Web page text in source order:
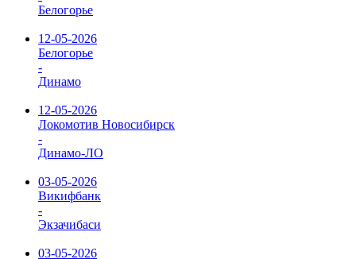
Белогорье
12-05-2026
Белогорье
-
Динамо
12-05-2026
Локомотив Новосибирск
-
Динамо-ЛО
03-05-2026
Викифбанк
-
Экзачибаси
03-05-2026